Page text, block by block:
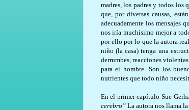
madres, los padres y todos los
que, por diversas causas,
adecuadamente los mensajes
nos iría muchísimo mejor a
por ello por lo que la autora
niño (la casa) tenga una
derrumbes, reacciones
para el hombre. Son los
nutrientes que todo niño
En el primer capítulo Sue
cerebro”La autora nos llama